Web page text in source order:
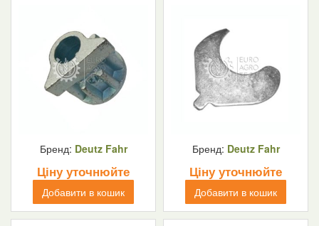
Бренд: Deutz Fahr
Ціну уточнюйте
Добавити в кошик
Бренд: Deutz Fahr
Ціну уточнюйте
Добавити в кошик